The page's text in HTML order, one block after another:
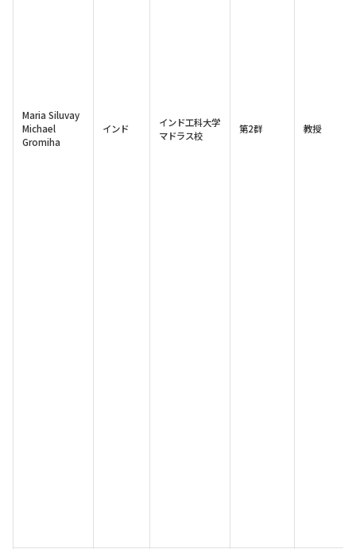
Maria Siluvay
Michael
Gromiha
インド
インド工科大学
マドラス校
第2群 教授